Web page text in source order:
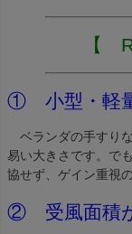
【
① 小型・軽
ベランダの手すり
易い大きさです。で
協せず、ゲイン重視
② 受風面積